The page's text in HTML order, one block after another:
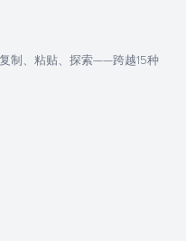
制、粘贴、探索——跨越15种